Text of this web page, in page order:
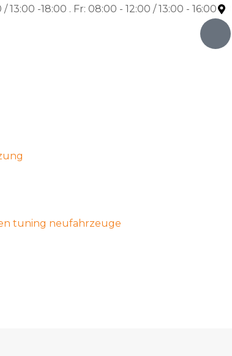
13:00 -18:00 . Fr: 08:00 - 12:00 / 13:00 - 16:00